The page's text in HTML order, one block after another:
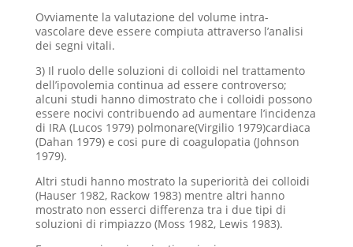
Ovviamente la valutazione del volume intra-
vascolare deve essere compiuta attraverso l’analisi
dei segni vitali.
3) Il ruolo delle soluzioni di colloidi nel trattamento
dell’ipovolemia continua ad essere controverso;
alcuni studi hanno dimostrato che i colloidi possono
essere nocivi contribuendo ad aumentare l’incidenza
di IRA (Lucos 1979) polmonare(Virgilio 1979)cardiaca
(Dahan 1979) e cosi pure di coagulopatia (Johnson
1979).
Altri studi hanno mostrato la superiorità dei colloidi
(Hauser 1982, Rackow 1983) mentre altri hanno
mostrato non esserci differenza tra i due tipi di
soluzioni di rimpiazzo (Moss 1982, Lewis 1983).